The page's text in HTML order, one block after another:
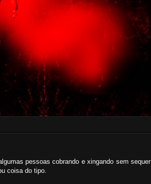
pessoas cobrando e xingando sem sequer
coisa do tipo.